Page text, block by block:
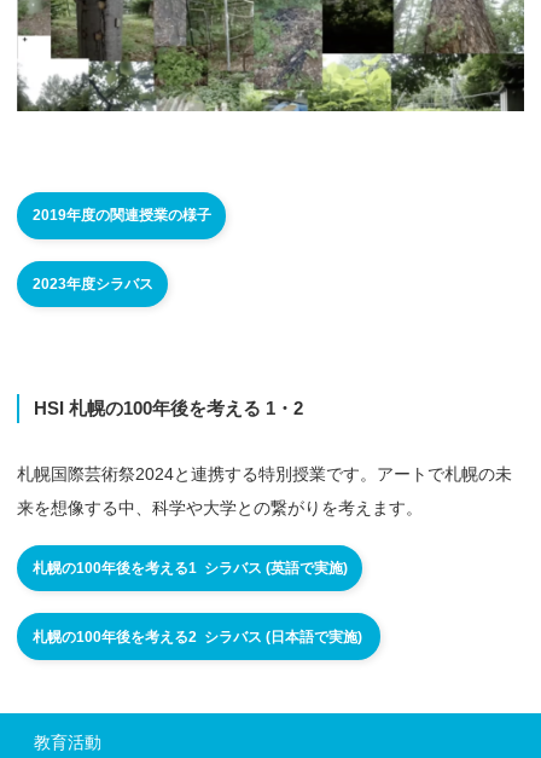
2019年度の関連授業の様子
2023年度シラバス
HSI 札幌の100年後を考える 1・ 2
札幌国際芸術祭2024と連携する特別授業です。アートで札幌の未
来を想像する中、科学や大学との繋がりを考えます。
札幌の100年後を考える1 シラバス (英語で実施)
札幌の100年後を考える2 シラバス (日本語で実施)
教育活動